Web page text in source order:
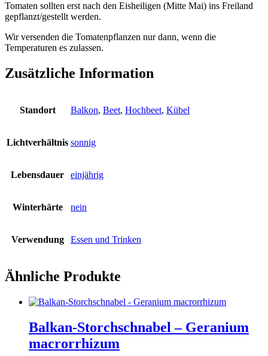
Tomaten sollten erst nach den Eisheiligen (Mitte Mai) ins Freiland
gepflanzt/gestellt werden.
Wir versenden die Tomatenpflanzen nur dann, wenn die
Temperaturen es zulassen.
Zusätzliche Information
Standort Balkon, Beet, Hochbeet, Kübel
Lichtverhältnis sonnig
Lebensdauer einjährig
Winterhärte nein
Verwendung Essen und Trinken
Ähnliche Produkte
Balkan-Storchschnabel – Geranium
macrorrhizum